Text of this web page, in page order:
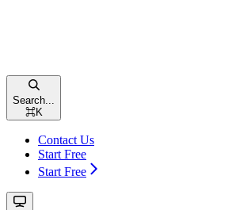
Search...
⌘K
Contact Us
Start Free
Start Free